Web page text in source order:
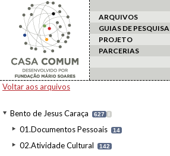
ARQUIVOS
GUIAS DE PESQUISA
PROJETO
PARCERIAS
Voltar aos arquivos
Bento de Jesus Caraça 627 I
01.Documentos Pessoais 14
02.Atividade Cultural 142